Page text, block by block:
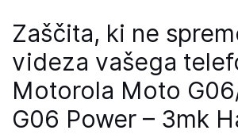
Zaščita, ki ne
videza vašega
Motorola Moto
G06 Power – 3mk